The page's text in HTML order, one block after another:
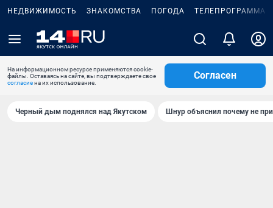
НЕДВИЖИМОСТЬ ЗНАКОМСТВА ПОГОДА ТЕЛЕПРОГРАММА
На информационном ресурсе применяются cookie-
файлы. Оставаясь на сайте, вы подтверждаете свое
согласиена их использование.
Согласен
Черный дым поднялся над Якутском Шнур объяснил почему не